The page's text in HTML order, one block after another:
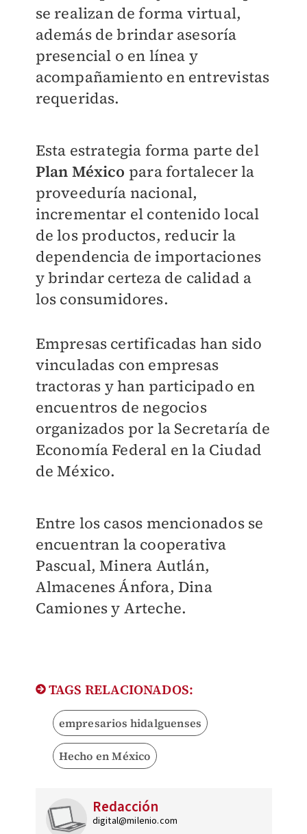
se realizan de forma virtual,
además de brindar asesoría
presencial o en línea y
acompañamiento en entrevistas
requeridas.
Esta estrategia forma parte del
Plan México para fortalecer la
proveeduría nacional,
incrementar el contenido local
de los productos, reducir la
dependencia de importaciones
y brindar certeza de calidad a
los consumidores.
Empresas certificadas han sido
vinculadas con empresas
tractoras y han participado en
encuentros de negocios
organizados por la Secretaría de
Economía Federal en la Ciudad
de México.
Entre los casos mencionados se
encuentran la cooperativa
Pascual, Minera Autlán,
Almacenes Ánfora, Dina
Camiones y Arteche.
TAGS RELACIONADOS:
empresarios hidalguenses
Hecho en México
Redacción
digital@milenio.com